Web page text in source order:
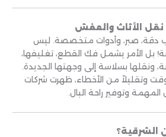
الأثاث والعفش
دقة، صبر، وأدوات متخصصة. ليس
بل الأمر يشمل فك القطع، تغليفها،
ونقلها بسلاسة إلى وجهتها الجديدة.
وتقليلاً من الأخطاء، ظهرت شركات
المهمة وتوفير راحة البال.